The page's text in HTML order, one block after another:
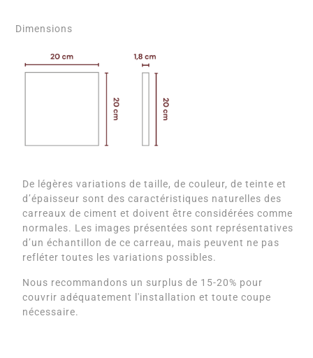
Dimensions
De légères variations de taille, de couleur, de teinte et
d’épaisseur sont des caractéristiques naturelles des
carreaux de ciment et doivent être considérées comme
normales. Les images présentées sont représentatives
d’un échantillon de ce carreau, mais peuvent ne pas
refléter toutes les variations possibles.
Nous recommandons un surplus de 15-20% pour
couvrir adéquatement l'installation et toute coupe
nécessaire.